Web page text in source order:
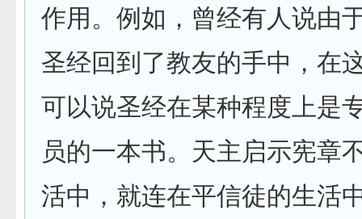
作用。例如，曾经有人说由
圣经回到了教友的手中，在
可以说圣经在某种程度上是
员的一本书。天主启示宪章
活中，就连在平信徒的生活